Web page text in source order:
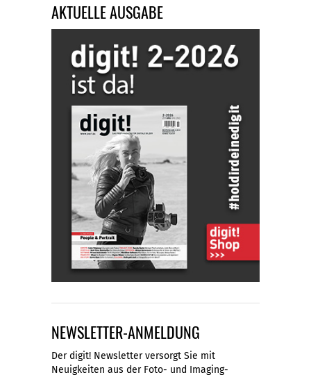
AKTUELLE AUSGABE
NEWSLETTER-ANMELDUNG
Der digit! Newsletter versorgt Sie mit
Neuigkeiten aus der Foto- und Imaging-